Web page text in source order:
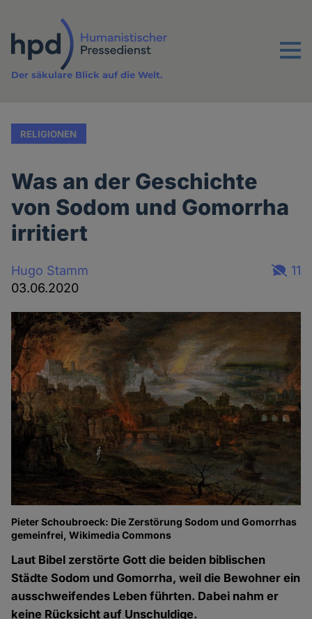
Inhalt
Menu
Der säkulare Blick auf die Welt.
RELIGIONEN
Was an der Geschichte
von Sodom und Gomorrha
irritiert
Hugo Stamm
03.06.2020
11
Pieter Schoubroeck: Die Zerstörung Sodom und Gomorrhas
gemeinfrei, Wikimedia Commons
Laut Bibel zerstörte Gott die beiden biblischen
Städte Sodom und Gomorrha, weil die Bewohner ein
ausschweifendes Leben führten. Dabei nahm er
keine Rücksicht auf Unschuldige.